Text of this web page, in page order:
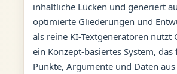
inhaltliche Lücken und generiert
optimierte Gliederungen und
als reine KI-Textgeneratoren nutzt
ein Konzept-basiertes System, das
Punkte, Argumente und Daten aus